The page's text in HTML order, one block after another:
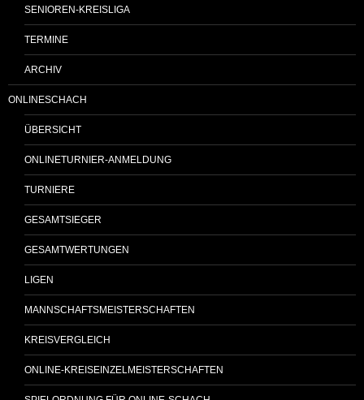
SENIOREN-KREISLIGA
TERMINE
ARCHIV
ONLINESCHACH
ÜBERSICHT
ONLINETURNIER-ANMELDUNG
TURNIERE
GESAMTSIEGER
GESAMTWERTUNGEN
LIGEN
MANNSCHAFTSMEISTERSCHAFTEN
KREISVERGLEICH
ONLINE-KREISEINZELMEISTERSCHAFTEN